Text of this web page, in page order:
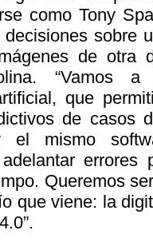
como Tony
decisiones sobre
de otra
“Vamos a
que
de casos
el mismo
errores
Queremos
que viene: la